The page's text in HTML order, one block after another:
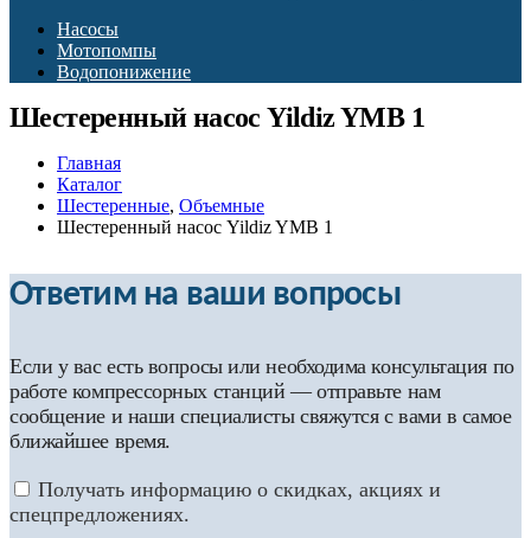
Насосы
Мотопомпы
Водопонижение
Шестеренный насос Yildiz YMB 1
Главная
Каталог
Шестеренные, Объемные
Шестеренный насос Yildiz YMB 1
Ответим на ваши вопросы
Если у вас есть вопросы или необходима консультация по
работе компрессорных станций — отправьте нам
сообщение и наши специалисты свяжутся с вами в самое
ближайшее время.
Получать информацию о скидках, акциях и
спецпредложениях.